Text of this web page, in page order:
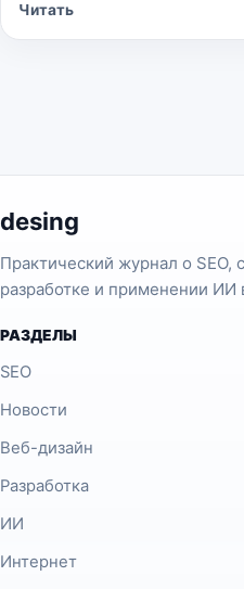
Читать
desing
Практический журнал о SEO,
разработке и применении ИИ
РАЗДЕЛЫ
SEO
Новости
Веб-дизайн
Разработка
ИИ
Интернет